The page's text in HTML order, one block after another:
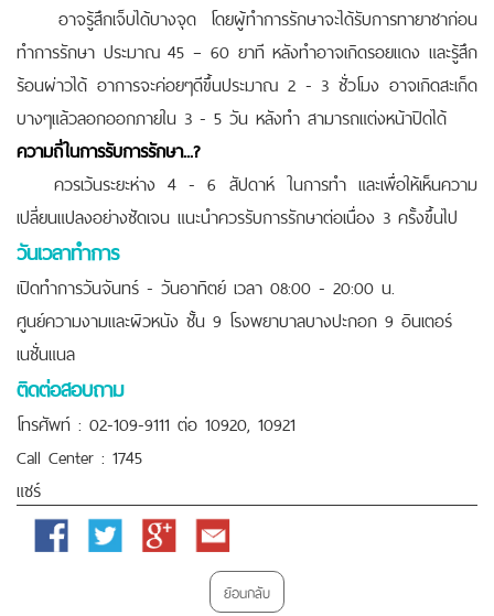
อาจรู้สึกเจ็บได้บางจุด โดยผู้ทำการรักษาจะได้รับการทายาชาก่อน
ทำการรักษา ประมาณ 45 – 60 ยาที หลังทำอาจเกิดรอยแดง และรู้สึก
ร้อนผ่าวได้ อาการจะค่อยๆดีขึ้นประมาณ 2 - 3 ชั่วโมง อาจเกิดสะเก็ด
บางๆแล้วลอกออกภายใน 3 - 5 วัน หลังทำ สามารถแต่งหน้าปิดได้
ความถี่ในการรับการรักษา...?
ควรเว้นระยะห่าง 4 - 6 สัปดาห์ ในการทำ และเพื่อให้เห็นความ
เปลี่ยนแปลงอย่างชัดเจน แนะนำควรรับการรักษาต่อเนื่อง 3 ครั้งขึ้นไป
วันเวลาทำการ
เปิดทำการวันจันทร์ - วันอาทิตย์ เวลา 08:00 - 20:00 น.
ศูนย์ความงามและผิวหนัง ชั้น 9 โรงพยาบาลบางปะกอก 9 อินเตอร์
เนชั่นแนล
ติดต่อสอบถาม
โทรศัพท์ : 02-109-9111 ต่อ 10920, 10921
Call Center : 1745
แชร์
Facebook Twitter
Google
Email
ย้อนกลับ